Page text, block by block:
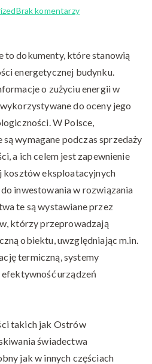
Brak komentarzydo
Ostrów
wielkopolski
to dokumenty, które stanowią
energetycznej budynku.
o zużyciu energii w
do oceny jego
W Polsce,
wymagane podczas sprzedaży
a ich celem jest zapewnienie
eksploatacyjnych
inwestowania w rozwiązania
te są wystawiane przez
którzy przeprowadzają
obiektu, uwzględniając m.in.
termiczną, systemy
urządzeń
takich jak Ostrów
świadectwa
jak w innych częściach